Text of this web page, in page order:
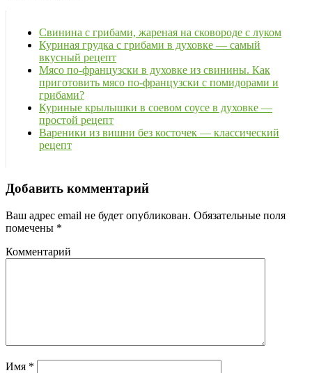
Свинина с грибами, жареная на сковороде с луком
Куриная грудка с грибами в духовке — самый
вкусный рецепт
Мясо по-французски в духовке из свинины. Как
приготовить мясо по-французски с помидорами и
грибами?
Куриные крылышки в соевом соусе в духовке —
простой рецепт
Вареники из вишни без косточек — классический
рецепт
Добавить комментарий
Ваш адрес email не будет опубликован. Обязательные поля
помечены *
Комментарий
Имя *